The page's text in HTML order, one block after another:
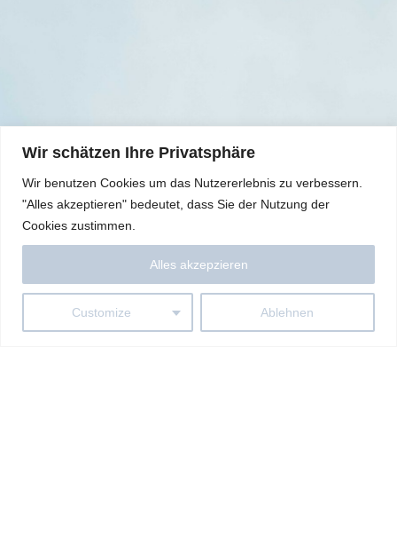
Wir schätzen Ihre Privatsphäre
Wir benutzen Cookies um das Nutzererlebnis zu verbessern.
"Alles akzeptieren" bedeutet, dass Sie der Nutzung der
Cookies zustimmen.
Customize Ablehnen
Alles akzepzieren